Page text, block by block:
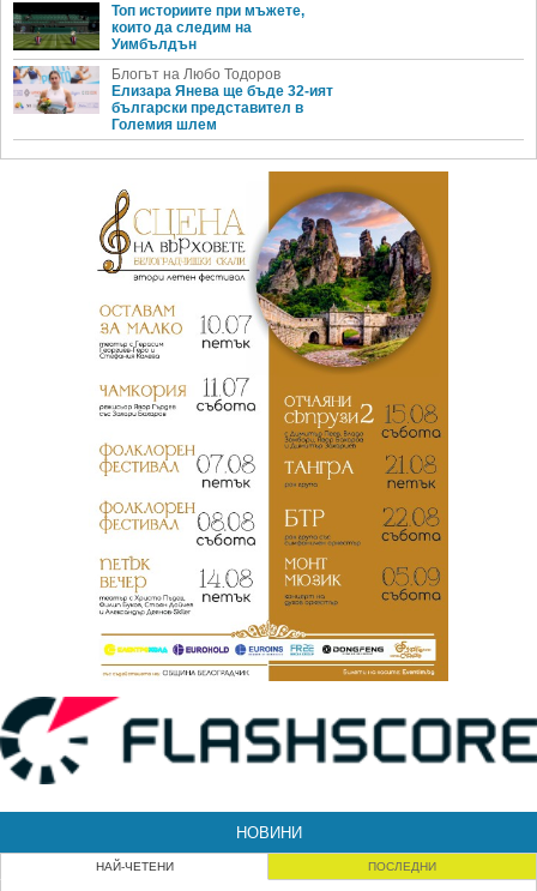
Топ историите при мъжете,
които да следим на
Уимбълдън
Блогът на Любо Тодоров
Елизара Янева ще бъде 32-ият
български представител в
Големия шлем
НОВИНИ
НАЙ-ЧЕТЕНИ ПОСЛЕДНИ